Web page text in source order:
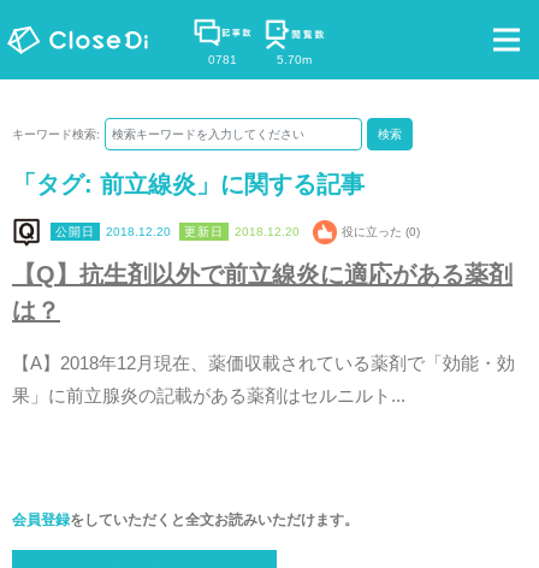
0781 5.70m
キーワード検索: 検索
「タグ: 前立線炎 」に関する記事
2018.12.20 2018.12.20 役に立った (0)
【Q】 抗生剤 以外で前立線炎に適応がある薬剤
は ？
【A】 201 8年1 2月 現在 薬価収載さ れている薬剤 で 「 効能 ・ 効
果 」 に前立 腺炎の記載がある薬剤 はセルニ ル ト ...
会員登録をしていただくと全文お読みいただけます。